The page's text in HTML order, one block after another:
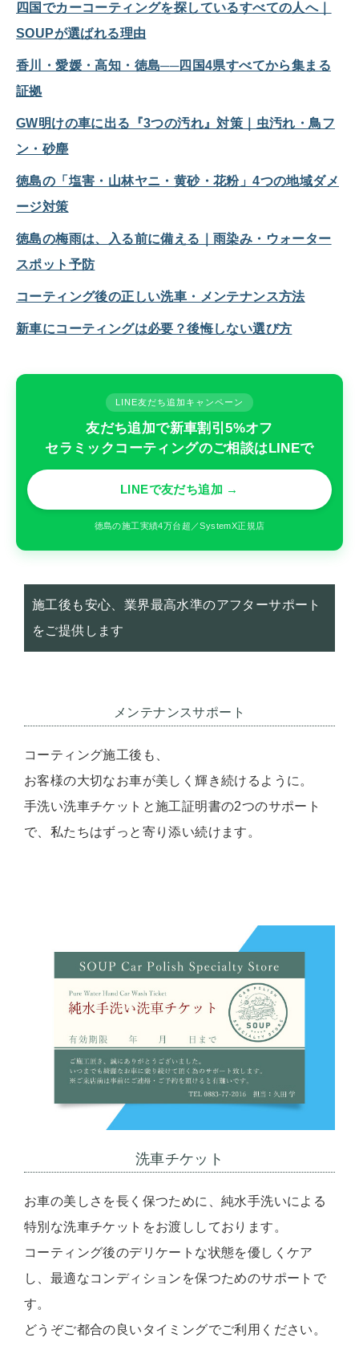
四国でカーコーティングを探しているすべての人へ｜
SOUPが選ばれる理由
香川・愛媛・高知・徳島──四国4県すべてから集まる
証拠
GW明けの車に出る『3つの汚れ』対策｜虫汚れ・鳥フ
ン・砂塵
徳島の「塩害・山林ヤニ・黄砂・花粉」4つの地域ダメ
ージ対策
徳島の梅雨は、入る前に備える｜雨染み・ウォーター
スポット予防
コーティング後の正しい洗車・メンテナンス方法
新車にコーティングは必要？後悔しない選び方
LINE友だち追加キャンペーン
友だち追加で新車割引5%オフ
セラミックコーティングのご相談はLINEで
LINEで友だち追加 →
徳島の施工実績4万台超／SystemX正規店
施工後も安心、業界最高水準のアフターサポート
をご提供します
メンテナンスサポート
コーティング施工後も、
お客様の大切なお車が美しく輝き続けるように。
手洗い洗車チケットと施工証明書の2つのサポート
で、私たちはずっと寄り添い続けます。
洗車チケット
お車の美しさを長く保つために、純水手洗いによる
特別な洗車チケットをお渡ししております。
コーティング後のデリケートな状態を優しくケア
し、最適なコンディションを保つためのサポートで
す。
どうぞご都合の良いタイミングでご利用ください。